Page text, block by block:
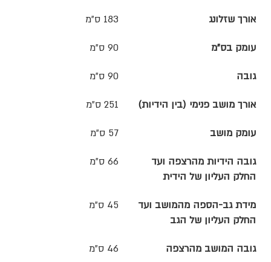
אורך שזלונג 183 ס"מ
עומק בס"מ 90 ס"מ
גובה 90 ס"מ
אורך מושב פנימי (בין הידיות) 251 ס"מ
עומק מושב 57 ס"מ
גובה הידיות מהרצפה ועד
החלק העליון של הידית
66 ס"מ
מידת גב-הספה מהמושב ועד
החלק העליון של הגב
45 ס"מ
גובה המושב מהרצפה 46 ס"מ